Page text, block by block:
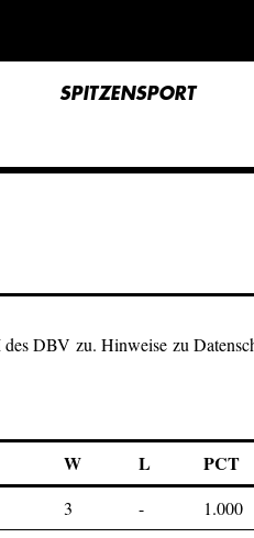
SPITZENSPORT
DBV zu. Hinweise zu
W L PCT
3 - 1.000